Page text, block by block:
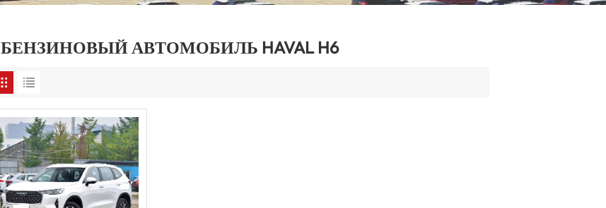
БЕНЗИНОВЫЙ АВТОМОБИЛЬ HAVAL H6